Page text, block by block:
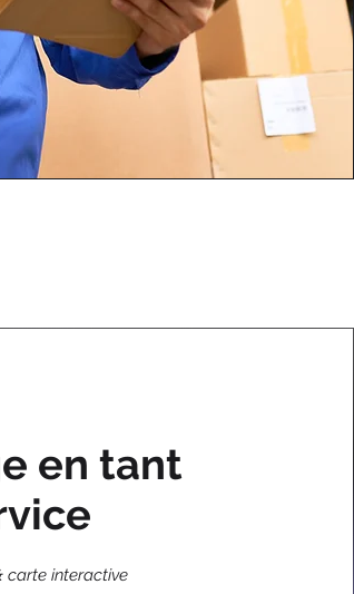
en tant
carte interactive